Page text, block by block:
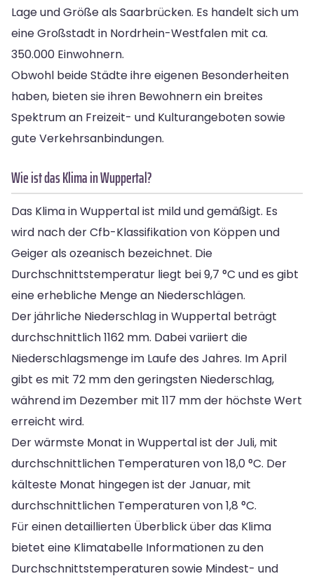
Lage und Größe als Saarbrücken. Es handelt sich um
eine Großstadt in Nordrhein-Westfalen mit ca.
350.000 Einwohnern.
Obwohl beide Städte ihre eigenen Besonderheiten
haben, bieten sie ihren Bewohnern ein breites
Spektrum an Freizeit- und Kulturangeboten sowie
gute Verkehrsanbindungen.
Wie ist das Klima in Wuppertal?
Das Klima in Wuppertal ist mild und gemäßigt. Es
wird nach der Cfb-Klassifikation von Köppen und
Geiger als ozeanisch bezeichnet. Die
Durchschnittstemperatur liegt bei 9,7 °C und es gibt
eine erhebliche Menge an Niederschlägen.
Der jährliche Niederschlag in Wuppertal beträgt
durchschnittlich 1162 mm. Dabei variiert die
Niederschlagsmenge im Laufe des Jahres. Im April
gibt es mit 72 mm den geringsten Niederschlag,
während im Dezember mit 117 mm der höchste Wert
erreicht wird.
Der wärmste Monat in Wuppertal ist der Juli, mit
durchschnittlichen Temperaturen von 18,0 °C. Der
kälteste Monat hingegen ist der Januar, mit
durchschnittlichen Temperaturen von 1,8 °C.
Für einen detaillierten Überblick über das Klima
bietet eine Klimatabelle Informationen zu den
Durchschnittstemperaturen sowie Mindest- und